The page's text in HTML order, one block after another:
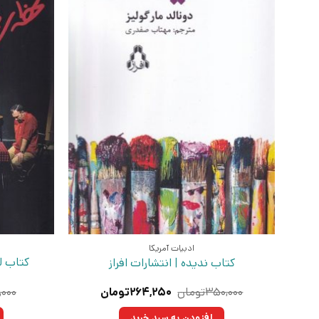
ادبیات آمریکا
کتاب ندیده | انتشارات افراز
۳۵۰,۰۰۰تومان قیمت
۳۵۰,۰۰۰تومان
۲۶۴,۲۵۰تومان
کتاب